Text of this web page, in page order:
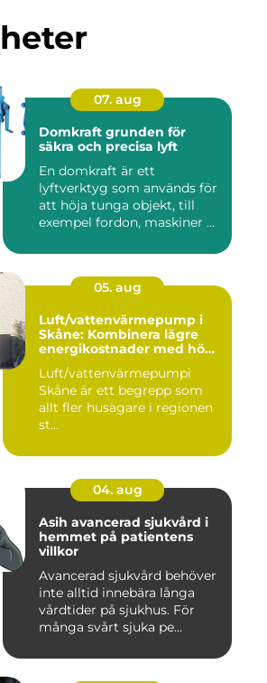
07. aug
Domkraft grunden för
säkra och precisa lyft
En domkraft är ett
lyftverktyg som används för
att höja tunga objekt, till
exempel fordon, maskiner ...
05. aug
Luft/vattenvärmepump i
Skåne: Kombinera lägre
energikostnader med hög
komfort
Luft/vattenvärmepumpi
Skåne är ett begrepp som
allt fler husägare i regionen
st...
04. aug
Asih avancerad sjukvård i
hemmet på patientens
villkor
Avancerad sjukvård behöver
inte alltid innebära långa
vårdtider på sjukhus. För
många svårt sjuka pe...